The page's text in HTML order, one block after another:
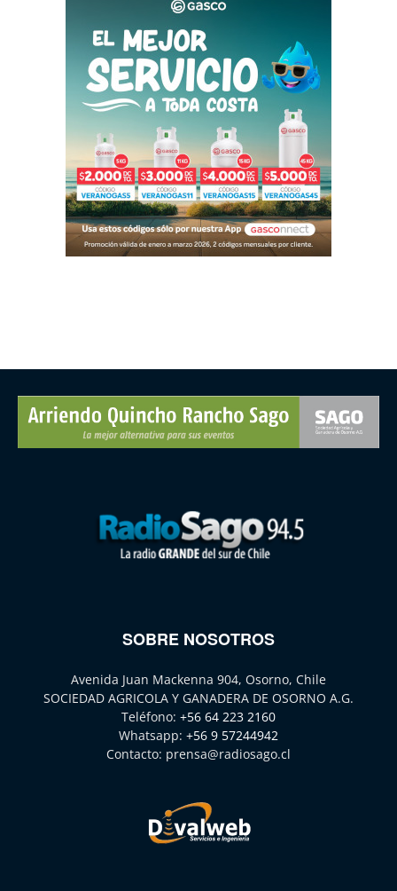
SOBRE NOSOTROS
Avenida Juan Mackenna 904, Osorno, Chile
SOCIEDAD AGRICOLA Y GANADERA DE OSORNO A.G.
Teléfono: +56 64 223 2160
Whatsapp: +56 9 57244942
Contacto: prensa@radiosago.cl